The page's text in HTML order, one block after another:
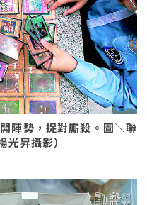
陣勢，捉對廝殺。圖＼聯
昇攝影）